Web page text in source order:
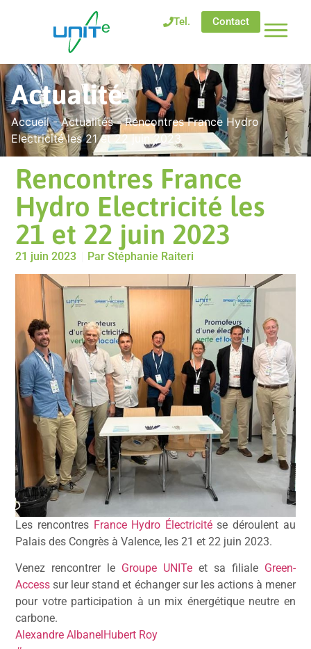
Tel. Contact
Actualité
Accueil-Actualités-Rencontres France Hydro
Electricité les 21 et 22 juin 2023
Rencontres France
Hydro Electricité les
21 et 22 juin 2023
21 juin 2023 ParStéphanie Raiteri
Les rencontres France Hydro Électricitése déroulent au
Palais des Congrès à Valence, les 21 et 22 juin 2023.
Venez rencontrer le Groupe UNITe et sa filiale Green-
Access sur leur stand et échanger sur les actions à mener
pour votre participation à un mix énergétique neutre en
carbone.
Alexandre AlbanelHubert Roy